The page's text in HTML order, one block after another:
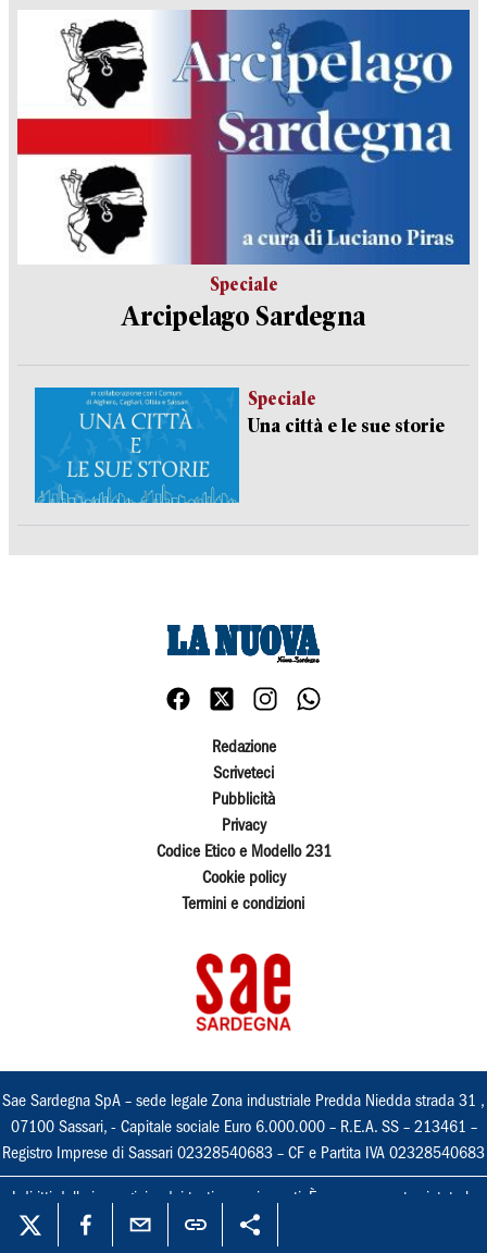
Speciale
Arcipelago Sardegna
Speciale
Una città e le sue storie
Redazione
Scriveteci
Pubblicità
Privacy
Codice Etico e Modello 231
Cookie policy
Termini e condizioni
Sae Sardegna SpA – sede legale Zona industriale Predda Niedda strada 31 ,
07100 Sassari, - Capitale sociale Euro 6.000.000 – R.E.A. SS – 213461 –
Registro Imprese di Sassari 02328540683 – CF e Partita IVA 02328540683
I diritti delle immagini e dei testi sono riservati. È espressamente vietata la
loro riproduzione con qualsiasi mezzo e l'adattamento totale o parziale.